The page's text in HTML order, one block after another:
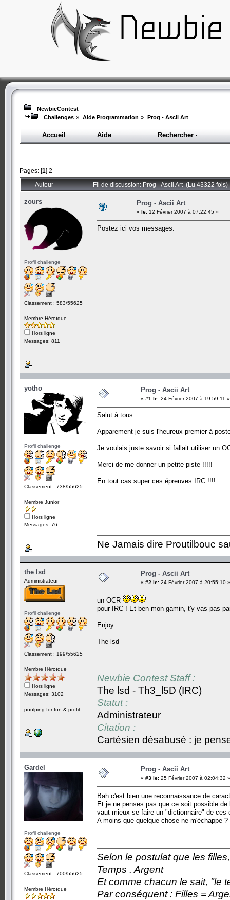
NewbieContest
Challenges » Aide Programmation » Prog - Ascii Art
Accueil Aide Rechercher
Pages: [1] 2
Auteur Fil de discussion: Prog - Ascii Art (Lu 43322 fois)
zours
Profil challenge
Classement : 583/55625
Membre Héroïque
Hors ligne
Messages: 811
Prog - Ascii Art
« le: 12 Février 2007 à 07:22:45 »
Postez ici vos messages.
yotho
Profil challenge
Classement : 738/55625
Membre Junior
Hors ligne
Messages: 76
Prog - Ascii Art
« #1 le: 24 Février 2007 à 19:59:11 »
Salut à tous....
Apparement je suis l'heureux premier à
Je voulais juste savoir si fallait utiliser un
Merci de me donner un petite piste !!!!!
En tout cas super ces épreuves IRC !!!!
Ne Jamais dire Proutilbouc
the lsd
Administrateur
Profil challenge
Classement : 199/55625
Membre Héroïque
Hors ligne
Messages: 3102
poulping for fun & profit
Prog - Ascii Art
« #2 le: 24 Février 2007 à 20:55:10 »
un OCR
pour IRC ! Et ben mon gamin, t'y vas pas
Enjoy
The lsd
Newbie Contest Staff :
The lsd - Th3_l5D (IRC)
Statut :
Administrateur
Citation :
Cartésien désabusé : je
Gardel
Profil challenge
Classement : 700/55625
Membre Héroïque
Prog - Ascii Art
« #3 le: 25 Février 2007 à 02:04:32 »
Bah c'est bien une reconnaissance de
Et je ne penses pas que ce soit possible
vaut mieux se faire un "dictionnaire" de ces
A moins que quelque chose ne m'échappe ?
Selon le postulat que les
Temps . Argent
Et comme chacun le sait, "le
Par conséquent : Filles =